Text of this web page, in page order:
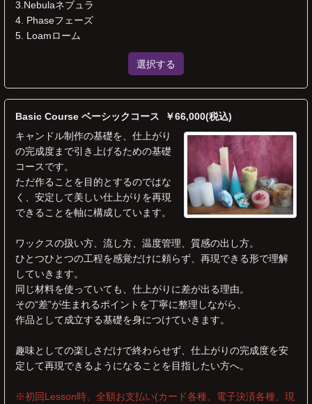
3.Nebulaネブュラ
4. Phaseフェーズ
5. Loamローム
選択する
Basic Course ベーシックコース ￥66,000(税込)
キャンドル制作の基礎を、仕上がり
の完成度まで引き上げるための基礎
コースです。
ただ作ることを目的とするのではな
く、安定して美しい仕上がりを再現
できることを軸に構成しています。
ワックスの扱い方、流し方、温度管理、質感の出し方。
ひとつひとつの工程を感覚だけに頼らず、再現できる形で理解
していきます。
同じ材料を使っていても、仕上がりに差が出る理由。
その“差”が生まれるポイントを丁寧に整理しながら、
作品として成立する基礎を身につけていきます。
趣味としての楽しさだけで終わらせず、仕上がりの完成度を安
定して再現できるようになることを目指したい方へ。
※初回Lesson時、全額お支払い(カード各種、電子決済各種、現